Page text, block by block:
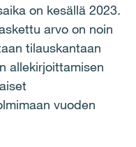
on kesällä 2023.
arvo on noin
tilauskantaan
allekirjoittamisen
vuoden